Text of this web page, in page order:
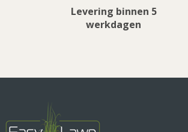
Levering binnen 5
werkdagen